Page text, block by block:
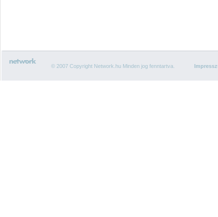
© 2007 Copyright Network.hu Minden jog fenntartva.